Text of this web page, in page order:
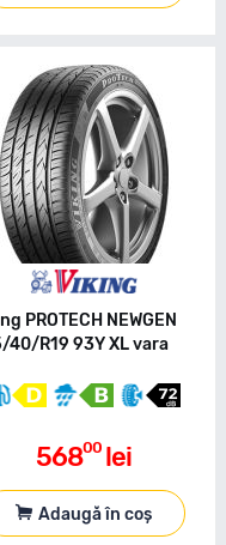
PROTECH NEWGEN
40/R19 93Y XL vara
56800 lei
Adaugă în coș